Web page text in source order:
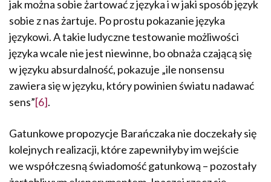
jak można sobie żartować z języka i w jaki sposób język
sobie z nas żar­tuje. Po prostu pokazanie języka
językowi. A takie ludyczne testowanie możliwości
języka wcale nie jest niewinne, bo obnaża czającą się
w języku absurdalność, pokazuje „ile nonsensu
zawiera się w języku, który powinien światu nadawać
sens”[6].
Gatunkowe propozycje Barańczaka nie doczekały się
kolejnych realizacji, które zapewniłyby im wejście
we współ­czesną świadomość gatunkową – pozostały